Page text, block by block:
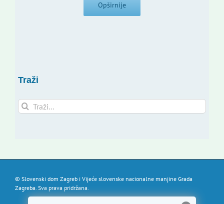
Opširnije
Traži
Traži...
© Slovenski dom Zagreb i Vijeće slovenske nacionalne manjine Grada
Zagreba. Sva prava pridržana.